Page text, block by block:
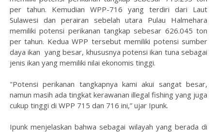
per tahun. Kemudian WPP-716 yang terdiri dari Laut
Sulawesi dan perairan sebelah utara Pulau Halmehara
memiliki potensi perikanan tangkap sebesar 626.045 ton
per tahun. Kedua WPP tersebut memiliki potensi sumber
daya ikan yang besar, khususnya potensi ikan tuna sebagai
jenis ikan yang memiliki nilai ekonomis tinggi.
"Potensi perikanan tangkapnya kami akui sangat besar,
namun masih ada tingkat kerawanan illegal fishing yang juga
cukup tinggi di WPP 715 dan 716 ini,” ujar Ipunk.
Ipunk menjelaskan bahwa sebagai wilayah yang berada di